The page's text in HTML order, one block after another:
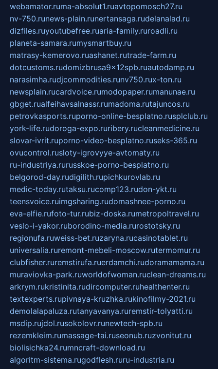
webamator.ruma-absolut1.ruavtopomosch27.ru
nv-750.runews-plain.runertansaga.rudelanalad.ru
dizfiles.ruyoutubefree.ruaria-family.ruroadli.ru
planeta-samara.rumysmartbuy.ru
matrasy-kemerovo.ruashanet.rutrade-farm.ru
dotcustoms.rudomizbrusa9x12spb.ruautodamp.ru
narasimha.rudjcommodities.runv750.rux-ton.ru
newsplain.rucardvoice.rumodopaper.rumanunae.ru
gbget.rualfeihavsalnassr.rumadoma.rutajuncos.ru
petrovkasports.ruporno-online-besplatno.rusplclub.ru
york-life.rudoroga-expo.ruribery.rucleanmedicine.ru
slovar-ivrit.ruporno-video-besplatno.ruseks-365.ru
ovucontrol.rusloty-igrovyye-avtomaty.ru
ru-industriya.rurusskoe-porno-besplatno.ru
belgorod-day.rudigilith.rupichkurovlab.ru
medic-today.rutaksu.rucomp123.rudon-ykt.ru
teensvoice.ruimgsharing.rudomashnee-porno.ru
eva-elfie.rufoto-tur.rubiz-doska.rumetropoltravel.ru
veslo-i-yakor.ruborodino-media.rurostotsky.ru
regionufa.ruweiss-bet.ruzaryna.rucasinotablet.ru
universalia.ruremont-mebeli-moscow.rutermomur.ru
clubfisher.ruremstirufa.ruerdamchi.rudoramamama.ru
muraviovka-park.ruworldofwoman.ruclean-dreams.ru
arkrym.rukristinita.rudircomputer.ruhealthenter.ru
textexperts.rupivnaya-kruzhka.rukinofilmy-2021.ru
demolalapaluza.rutanyavanya.ruremstir-tolyatti.ru
msdip.rujdol.rusokolovr.runewtech-spb.ru
rezemkleim.rumassage-tai.ruseonub.ruzvonitut.ru
biolisichka24.rumncraft-download.ru
algoritm-sistema.rugodflesh.ruru-industria.ru